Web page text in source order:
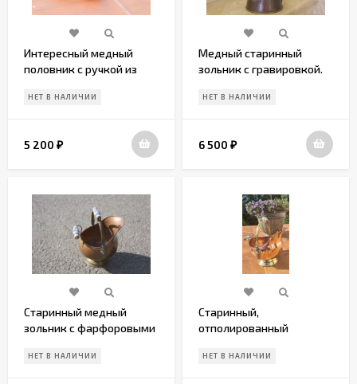
Интересный медный
половник с ручкой из
НЕТ В НАЛИЧИИ
5 200 ₽
Медный старинный
зольник с гравировкой.
НЕТ В НАЛИЧИИ
6 500 ₽
Старинный медный
зольник с фарфоровыми
НЕТ В НАЛИЧИИ
Старинный,
отполированный
Начало 20 века.
НЕТ В НАЛИЧИИ